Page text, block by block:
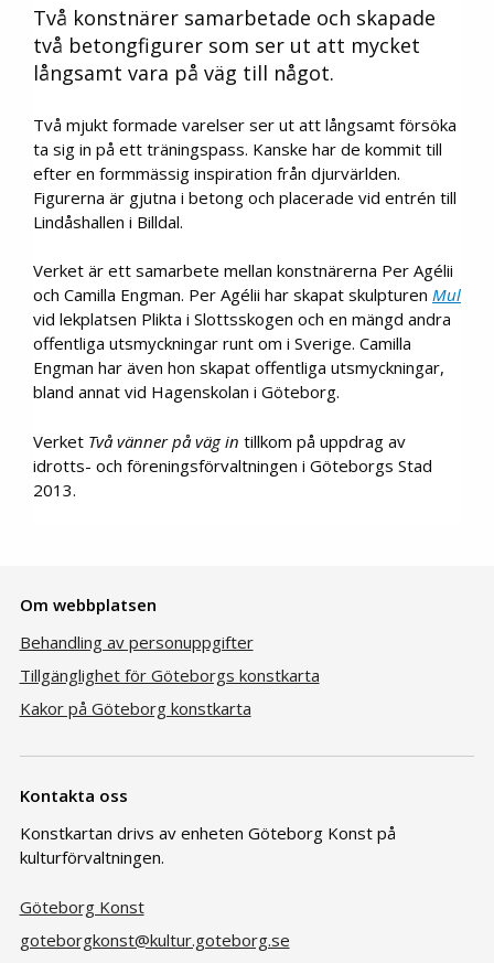
Två konstnärer samarbetade och skapade
två betongfigurer som ser ut att mycket
långsamt vara på väg till något.
Två mjukt formade varelser ser ut att långsamt försöka
ta sig in på ett träningspass. Kanske har de kommit till
efter en formmässig inspiration från djurvärlden.
Figurerna är gjutna i betong och placerade vid entrén till
Lindåshallen i Billdal.
Verket är ett samarbete mellan konstnärerna Per Agélii
och Camilla Engman. Per Agélii har skapat skulpturen Mul
vid lekplatsen Plikta i Slottsskogen och en mängd andra
offentliga utsmyckningar runt om i Sverige. Camilla
Engman har även hon skapat offentliga utsmyckningar,
bland annat vid Hagenskolan i Göteborg.
Verket Två vänner på väg in tillkom på uppdrag av
idrotts- och föreningsförvaltningen i Göteborgs Stad
2013.
Om webbplatsen
Behandling av personuppgifter
Tillgänglighet för Göteborgs konstkarta
Kakor på Göteborg konstkarta
Kontakta oss
Konstkartan drivs av enheten Göteborg Konst på
kulturförvaltningen.
Göteborg Konst
goteborgkonst@kultur.goteborg.se